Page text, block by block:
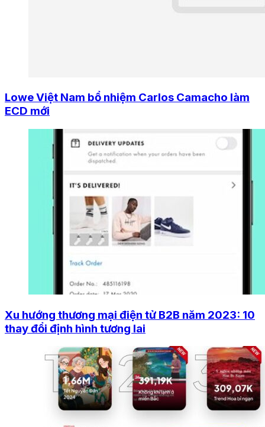
Lowe Việt Nam bổ nhiệm Carlos Camacho làm
ECD mới
Xu hướng thương mại điện tử B2B năm 2023: 10
thay đổi định hình tương lai